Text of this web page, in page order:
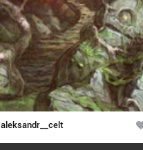
aleksandr__celt